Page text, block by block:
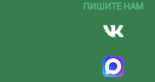
ПИШИТЕ НАМ